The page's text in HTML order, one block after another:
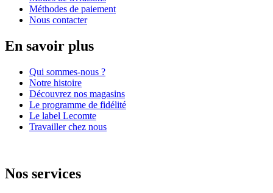
Méthodes de paiement
Nous contacter
En savoir plus
Qui sommes-nous ?
Notre histoire
Découvrez nos magasins
Le programme de fidélité
Le label Lecomte
Travailler chez nous
Nos services